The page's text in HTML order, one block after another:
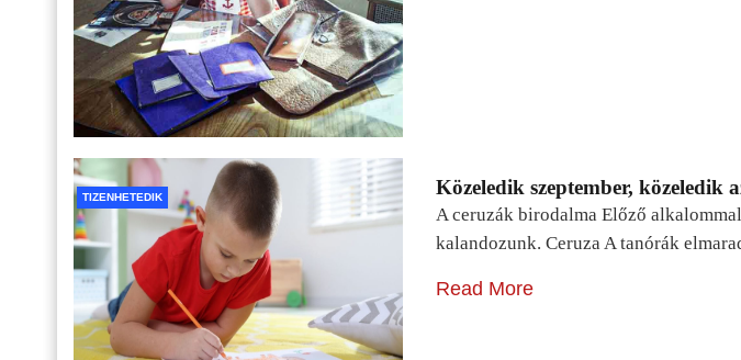
TIZENHETEDIK Közeledik szeptember, közeledik
A ceruzák birodalma Előző
kalandozunk. Ceruza A tanórák
Read More